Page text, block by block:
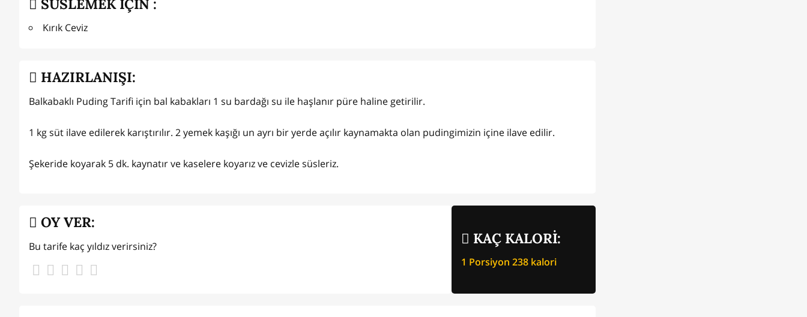
SÜSLEMEK İÇİN :
Kırık Ceviz
HAZIRLANIŞI:
Balkabaklı Puding Tarifi için bal kabakları 1 su bardağı su ile haşlanır püre haline getirilir.
1 kg süt ilave edilerek karıştırılır. 2 yemek kaşığı un ayrı bir yerde açılır kaynamakta olan pudingimizin içine ilave edilir.
Şekeride koyarak 5 dk. kaynatır ve kaselere koyarız ve cevizle süsleriz.
KAÇ KALORİ:
1 Porsiyon 238 kalori
OY VER:
Bu tarife kaç yıldız verirsiniz?